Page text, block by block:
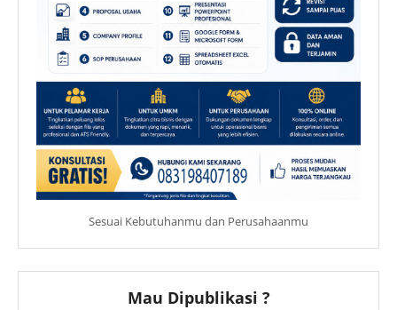
Sesuai Kebutuhanmu dan Perusahaanmu
Mau Dipublikasi ?